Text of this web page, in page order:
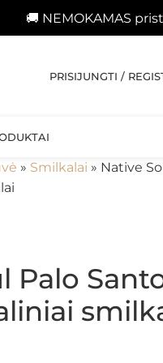
pristatymas
PRISIJUNGTI /
» Smilkalai » Native
Palo